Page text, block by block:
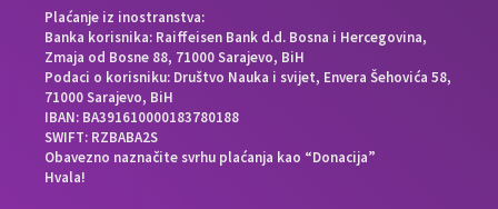
Plaćanje iz inostranstva:
Banka korisnika: Raiffeisen Bank d.d. Bosna i Hercegovina,
Zmaja od Bosne 88, 71000 Sarajevo, BiH
Podaci o korisniku: Društvo Nauka i svijet, Envera Šehovića 58,
71000 Sarajevo, BiH
IBAN: BA391610000183780188
SWIFT: RZBABA2S
Obavezno naznačite svrhu plaćanja kao “Donacija”
Hvala!